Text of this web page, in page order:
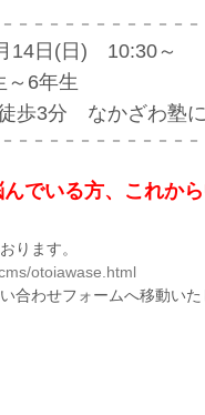
－－－－－－－－－－－－
14日(日) 10:30～
～6年生
歩3分 なかざわ塾
－－－－－－－－－－－－
でいる方、これか
ります。
otoiawase.html
合わせフォームへ移動いた